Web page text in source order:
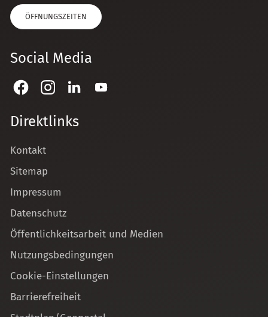
ÖFFNUNGSZEITEN
Social Media
Direktlinks
Kontakt
Sitemap
Impressum
Datenschutz
Öffentlichkeitsarbeit und Medien
Nutzungsbedingungen
Cookie-Einstellungen
Barrierefreiheit